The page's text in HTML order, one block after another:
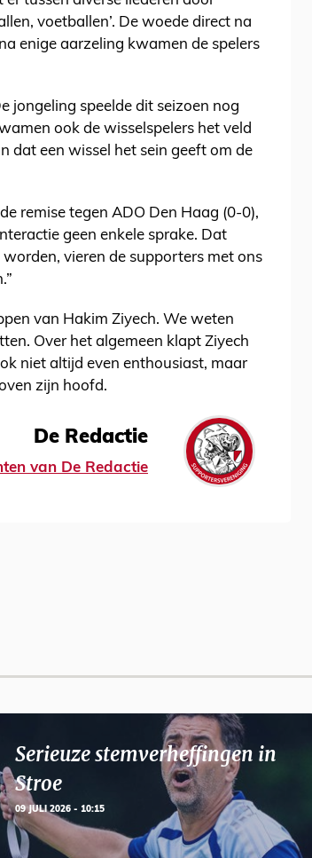
voetballen’. De woede direct na
enige aarzeling kwamen de spelers
jongeling speelde dit seizoen nog
ook de wisselspelers het veld
dat een wissel het sein geeft om de
remise tegen ADO Den Haag (0-0),
geen enkele sprake. Dat
vieren de supporters met ons
van Hakim Ziyech. We weten
Over het algemeen klapt Ziyech
niet altijd even enthousiast, maar
zijn hoofd.
De Redactie
van De Redactie
Serieuze stemverheffingen in
Stroe
09 JULI 2026 - 10:15